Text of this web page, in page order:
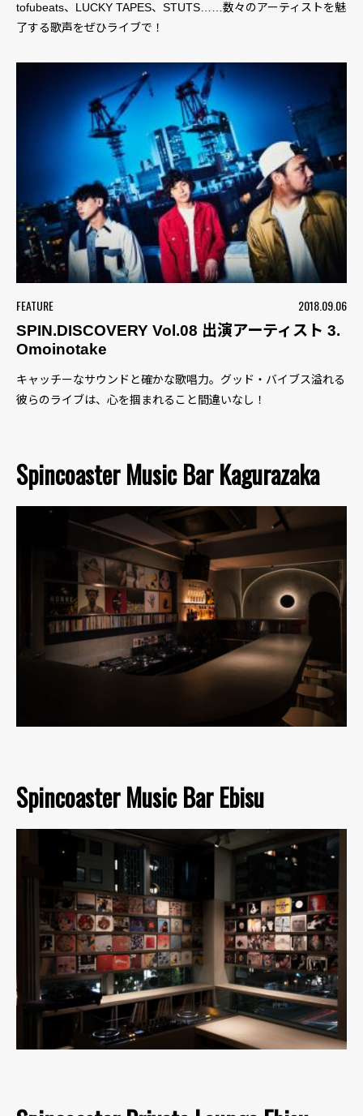
tofubeats、LUCKY TAPES、STUTS……数々のアーティストを魅
了する歌声をぜひライブで！
FEATURE
2018.09.06
SPIN.DISCOVERY Vol.08 出演アーティスト 3.
Omoinotake
キャッチーなサウンドと確かな歌唱力。グッド・バイブス溢れる
彼らのライブは、心を掴まれること間違いなし！
Spincoaster Music Bar Kagurazaka
Spincoaster Music Bar Ebisu